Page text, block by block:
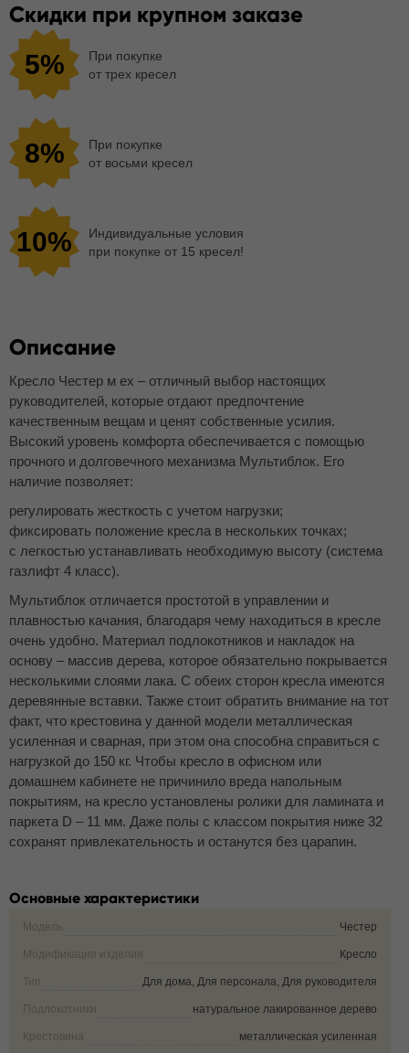
Скидки при крупном заказе
5%
При покупке
от трех кресел
8%
При покупке
от восьми кресел
10%
Индивидуальные условия
при покупке от 15 кресел!
Описание
Кресло Честер м ех – отличный выбор настоящих
руководителей, которые отдают предпочтение
качественным вещам и ценят собственные усилия.
Высокий уровень комфорта обеспечивается с помощью
прочного и долговечного механизма Мультиблок. Его
наличие позволяет:
регулировать жесткость с учетом нагрузки;
фиксировать положение кресла в нескольких точках;
с легкостью устанавливать необходимую высоту (система
газлифт 4 класс).
Мультиблок отличается простотой в управлении и
плавностью качания, благодаря чему находиться в кресле
очень удобно. Материал подлокотников и накладок на
основу – массив дерева, которое обязательно покрывается
несколькими слоями лака. С обеих сторон кресла имеются
деревянные вставки. Также стоит обратить внимание на тот
факт, что крестовина у данной модели металлическая
усиленная и сварная, при этом она способна справиться с
нагрузкой до 150 кг. Чтобы кресло в офисном или
домашнем кабинете не причинило вреда напольным
покрытиям, на кресло установлены ролики для ламината и
паркета D – 11 мм. Даже полы с классом покрытия ниже 32
сохранят привлекательность и останутся без царапин.
Основные характеристики
Модель Честер
Модификация изделия Кресло
Тип Для дома, Для персонала, Для руководителя
Подлокотники натуральное лакированное дерево
Крестовина металлическая усиленная